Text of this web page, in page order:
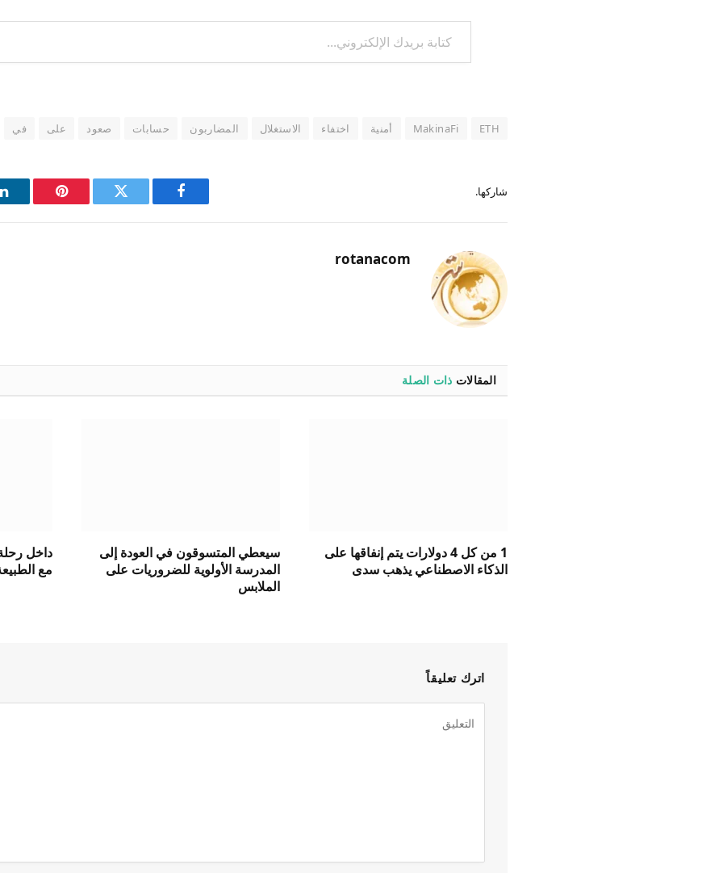
كتابة بريدك الإلكتروني...
ETH
MakinaFi أمنية اختفاء الاستغلال المضاربون حسابات صعود على في
شاركها.
فيسبوك
تويتر بينتيريست
rotanacom
المقالات ذات الصلة
1 من كل 4 دولارات يتم إنفاقها على
الذكاء الاصطناعي يذهب سدى
سيعطي المتسوقون في العودة إلى
المدرسة الأولوية للضروريات على
الملابس
داخل
مع
اترك تعليقاً